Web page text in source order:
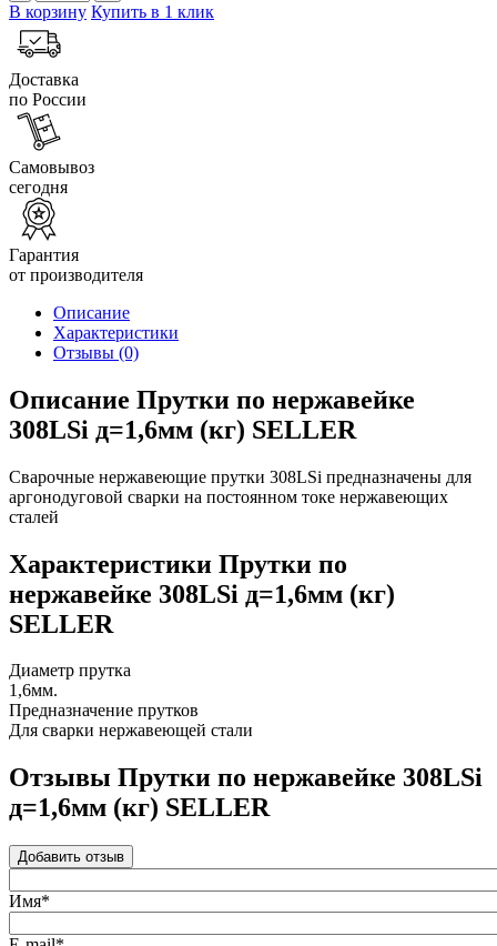
В корзину Купить в 1 клик
Доставка
по России
Самовывоз
сегодня
Гарантия
от производителя
Описание
Характеристики
Отзывы (0)
Описание Прутки по нержавейке
308LSi д=1,6мм (кг) SELLER
Сварочные нержавеющие прутки 308LSi предназначены для
аргонодуговой сварки на постоянном токе нержавеющих
сталей
Характеристики Прутки по
нержавейке 308LSi д=1,6мм (кг)
SELLER
Диаметр прутка
1,6мм.
Предназначение прутков
Для сварки нержавеющей стали
Отзывы Прутки по нержавейке 308LSi
д=1,6мм (кг) SELLER
Добавить отзыв
Имя*